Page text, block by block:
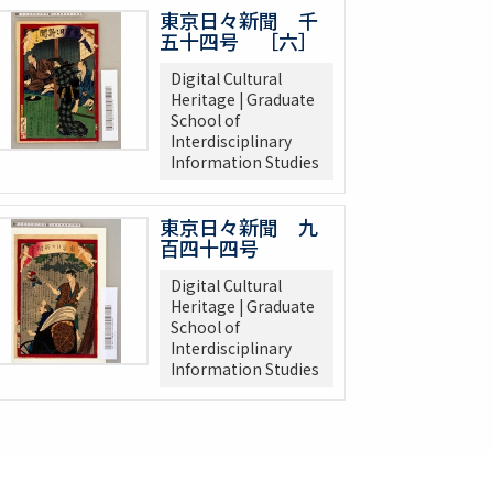
東京日々新聞 千
五十四号 ［六］
Digital Cultural
Heritage | Graduate
School of
Interdisciplinary
Information Studies
東京日々新聞 九
百四十四号
Digital Cultural
Heritage | Graduate
School of
Interdisciplinary
Information Studies